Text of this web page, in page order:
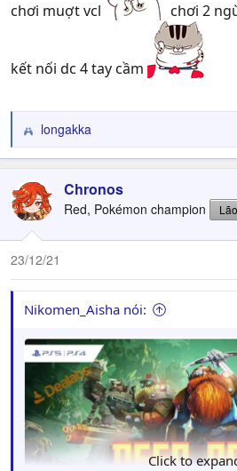
chơi muợt vcl chơi 2
kết nối dc 4 tay cầm
R
e
c
t
i
o
n
s
:
longakka
Chronos
Red, Pokémon champion
23/12/21
Nikomen_Aisha nói:
Click to